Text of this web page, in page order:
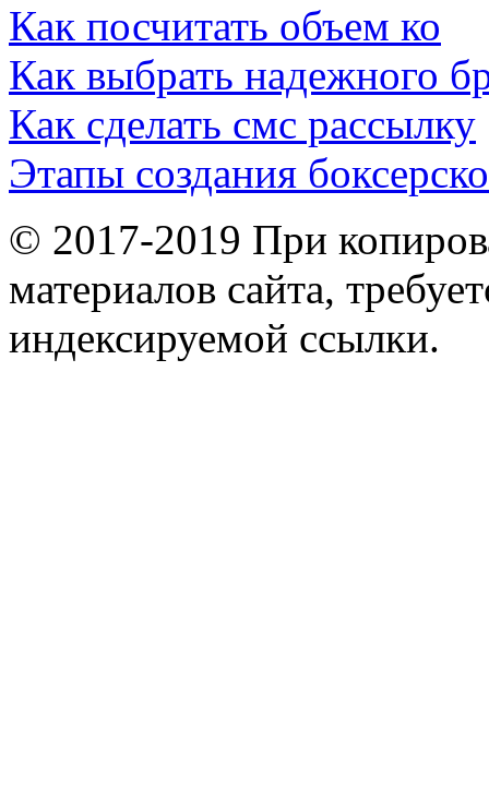
Как посчитать объем ко
Как выбрать надежного
Как сделать смс рассылку
Этапы создания
© 2017-2019 При
материалов сайта,
индексируемой ссылки.